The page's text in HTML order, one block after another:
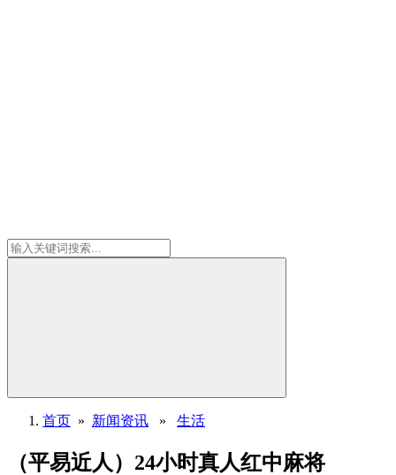
首页 » 新闻资讯 » 生活
（平易近人）24小时真人红中麻将